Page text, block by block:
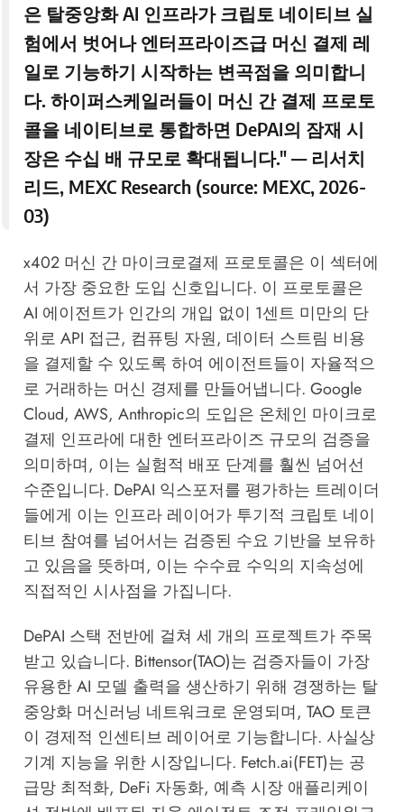
은 탈중앙화 AI 인프라가 크립토 네이티브 실
험에서 벗어나 엔터프라이즈급 머신 결제 레
일로 기능하기 시작하는 변곡점을 의미합니
다. 하이퍼스케일러들이 머신 간 결제 프로토
콜을 네이티브로 통합하면 DePAI의 잠재 시
장은 수십 배 규모로 확대됩니다." — 리서치
리드, MEXC Research(source: MEXC, 2026-
03)
x402 머신 간 마이크로결제 프로토콜은 이 섹터에
서 가장 중요한 도입 신호입니다. 이 프로토콜은
AI 에이전트가 인간의 개입 없이 1센트 미만의 단
위로 API 접근, 컴퓨팅 자원, 데이터 스트림 비용
을 결제할 수 있도록 하여 에이전트들이 자율적으
로 거래하는 머신 경제를 만들어냅니다. Google
Cloud, AWS, Anthropic의 도입은 온체인 마이크로
결제 인프라에 대한 엔터프라이즈 규모의 검증을
의미하며, 이는 실험적 배포 단계를 훨씬 넘어선
수준입니다. DePAI 익스포저를 평가하는 트레이더
들에게 이는 인프라 레이어가 투기적 크립토 네이
티브 참여를 넘어서는 검증된 수요 기반을 보유하
고 있음을 뜻하며, 이는 수수료 수익의 지속성에
직접적인 시사점을 가집니다.
DePAI 스택 전반에 걸쳐 세 개의 프로젝트가 주목
받고 있습니다. Bittensor(TAO)는 검증자들이 가장
유용한 AI 모델 출력을 생산하기 위해 경쟁하는 탈
중앙화 머신러닝 네트워크로 운영되며, TAO 토큰
이 경제적 인센티브 레이어로 기능합니다. 사실상
기계 지능을 위한 시장입니다. Fetch.ai(FET)는 공
급망 최적화, DeFi 자동화, 예측 시장 애플리케이